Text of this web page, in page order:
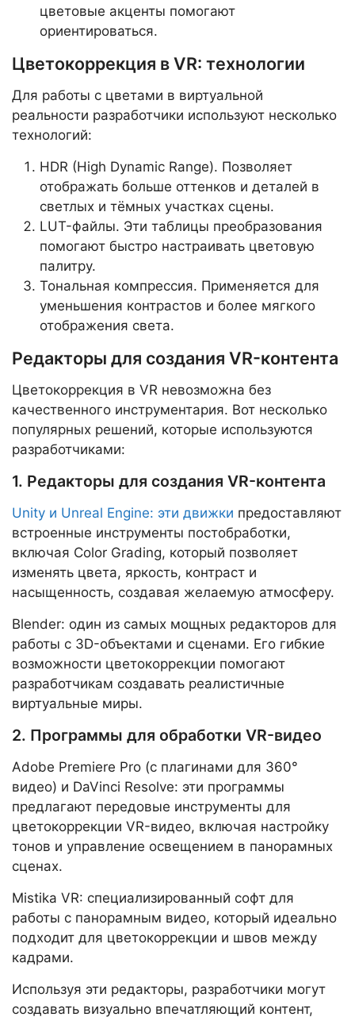
цветовые акценты помогают
ориентироваться.
Цветокоррекция в VR: технологии
Для работы с цветами в виртуальной
реальности разработчики используют несколько
технологий:
HDR (High Dynamic Range). Позволяет
отображать больше оттенков и деталей в
светлых и тёмных участках сцены.
LUT-файлы. Эти таблицы преобразования
помогают быстро настраивать цветовую
палитру.
Тональная компрессия. Применяется для
уменьшения контрастов и более мягкого
отображения света.
Редакторы для создания VR-контента
Цветокоррекция в VR невозможна без
качественного инструментария. Вот несколько
популярных решений, которые используются
разработчиками:
1. Редакторы для создания VR-контента
Unity и Unreal Engine: эти движки предоставляют
встроенные инструменты постобработки,
включая Color Grading, который позволяет
изменять цвета, яркость, контраст и
насыщенность, создавая желаемую атмосферу.
Blender: один из самых мощных редакторов для
работы с 3D-объектами и сценами. Его гибкие
возможности цветокоррекции помогают
разработчикам создавать реалистичные
виртуальные миры.
2. Программы для обработки VR-видео
Adobe Premiere Pro (с плагинами для 360°
видео) и DaVinci Resolve: эти программы
предлагают передовые инструменты для
цветокоррекции VR-видео, включая настройку
тонов и управление освещением в панорамных
сценах.
Mistika VR: специализированный софт для
работы с панорамным видео, который идеально
подходит для цветокоррекции и швов между
кадрами.
Используя эти редакторы, разработчики могут
создавать визуально впечатляющий контент,